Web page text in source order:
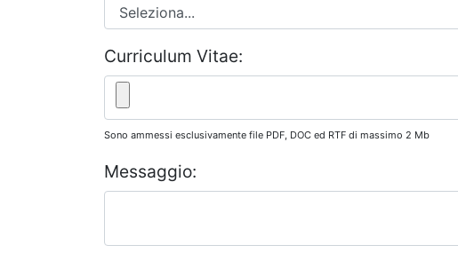
Curriculum Vitae:
Sono ammessi esclusivamente file PDF, DOC ed RTF di massimo 2 Mb
Messaggio: